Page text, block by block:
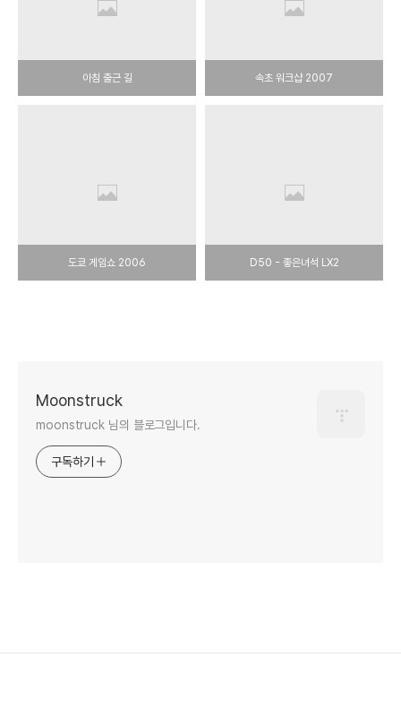
아침 출근 길 속초 워크샵 2007
도쿄 게임쇼 2006 D50 - 좋은녀석 LX2
Moonstruck
moonstruck 님의 블로그입니다.
구독하기